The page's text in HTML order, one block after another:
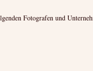
Fotografen und